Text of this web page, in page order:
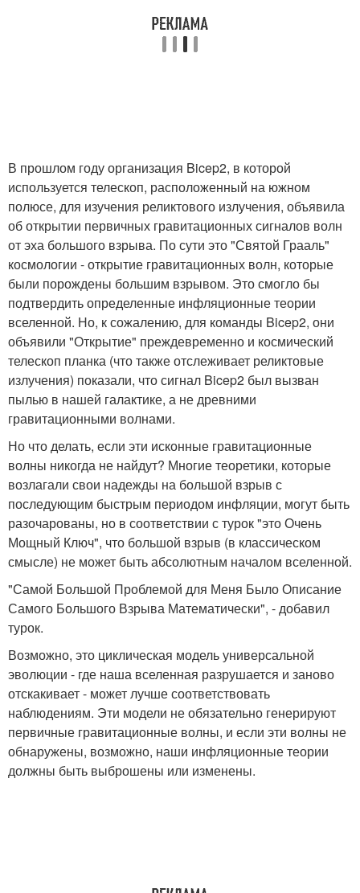
В прошлом году организация Bicep2, в которой
используется телескоп, расположенный на южном
полюсе, для изучения реликтового излучения, объявила
об открытии первичных гравитационных сигналов волн
от эха большого взрыва. По сути это "Святой Грааль"
космологии - открытие гравитационных волн, которые
были порождены большим взрывом. Это смогло бы
подтвердить определенные инфляционные теории
вселенной. Но, к сожалению, для команды Bicep2, они
объявили "Открытие" преждевременно и космический
телескоп планка (что также отслеживает реликтовые
излучения) показали, что сигнал Bicep2 был вызван
пылью в нашей галактике, а не древними
гравитационными волнами.
Но что делать, если эти исконные гравитационные
волны никогда не найдут? Многие теоретики, которые
возлагали свои надежды на большой взрыв с
последующим быстрым периодом инфляции, могут быть
разочарованы, но в соответствии с турок "это Очень
Мощный Ключ", что большой взрыв (в классическом
смысле) не может быть абсолютным началом вселенной.
"Самой Большой Проблемой для Меня Было Описание
Самого Большого Взрыва Математически", - добавил
турок.
Возможно, это циклическая модель универсальной
эволюции - где наша вселенная разрушается и заново
отскакивает - может лучше соответствовать
наблюдениям. Эти модели не обязательно генерируют
первичные гравитационные волны, и если эти волны не
обнаружены, возможно, наши инфляционные теории
должны быть выброшены или изменены.